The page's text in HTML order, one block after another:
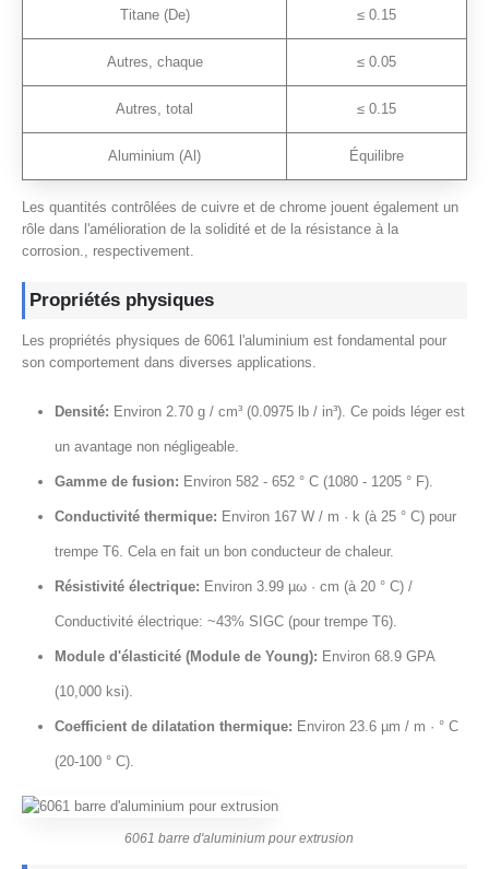
Titane (De) ≤ 0.15
Autres, chaque ≤ 0.05
Autres, total ≤ 0.15
Aluminium (Al) Équilibre
Les quantités contrôlées de cuivre et de chrome jouent également un
rôle dans l'amélioration de la solidité et de la résistance à la
corrosion., respectivement.
Propriétés physiques
Les propriétés physiques de 6061 l'aluminium est fondamental pour
son comportement dans diverses applications.
Densité: Environ 2.70 g / cm³ (0.0975 lb / in³). Ce poids léger est
un avantage non négligeable.
Gamme de fusion: Environ 582 - 652 ° C (1080 - 1205 ° F).
Conductivité thermique: Environ 167 W / m · k (à 25 ° C) pour
trempe T6. Cela en fait un bon conducteur de chaleur.
Résistivité électrique: Environ 3.99 µω · cm (à 20 ° C) /
Conductivité électrique: ~43% SIGC (pour trempe T6).
Module d'élasticité (Module de Young): Environ 68.9 GPA
(10,000 ksi).
Coefficient de dilatation thermique: Environ 23.6 µm / m · ° C
(20-100 ° C).
6061 barre d'aluminium pour extrusion